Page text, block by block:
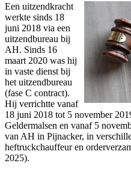
Een uitzendkracht
werkte sinds 18
juni 2018 via een
uitzendbureau bij
AH. Sinds 16
maart 2020 was hij
in vaste dienst bij
het uitzendbureau
(fase C contract).
Hij verrichtte vanaf
18 juni 2018 tot 5 november
Geldermalsen en vanaf 5
van AH in Pijnacker, in
heftruckchauffeur en
2025).